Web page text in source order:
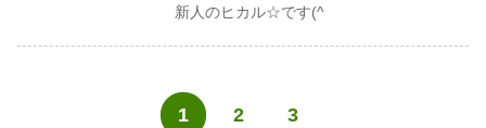
新人のヒカル☆です(^
1 2 3